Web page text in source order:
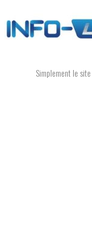
to
content
Simplement le